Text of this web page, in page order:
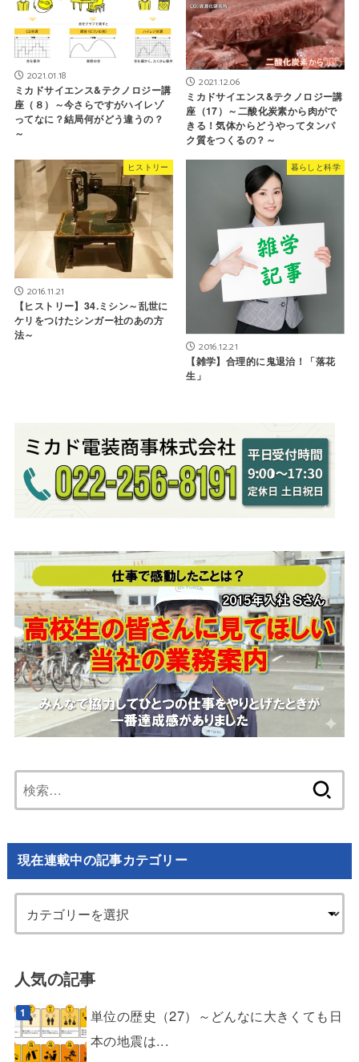
2021.01.18
ミカドサイエンス&テクノロジー講
座（８）～今さらですがハイレゾ
ってなに？結局何がどう違うの？
～
2021.12.06
ミカドサイエンス&テクノロジー講
座（17）～二酸化炭素から肉がで
きる！気体からどうやってタンパ
ク質をつくるの？～
ヒストリー
2016.11.21
【ヒストリー】34.ミシン～乱世に
ケリをつけたシンガー社のあの方
法～
暮らしと科学
2016.12.21
【雑学】合理的に鬼退治！「落花
生」
索:
現在連載中の記事カテゴリー
人気の記事
単位の歴史（27）～どんなに大きくても日
本の地震は...